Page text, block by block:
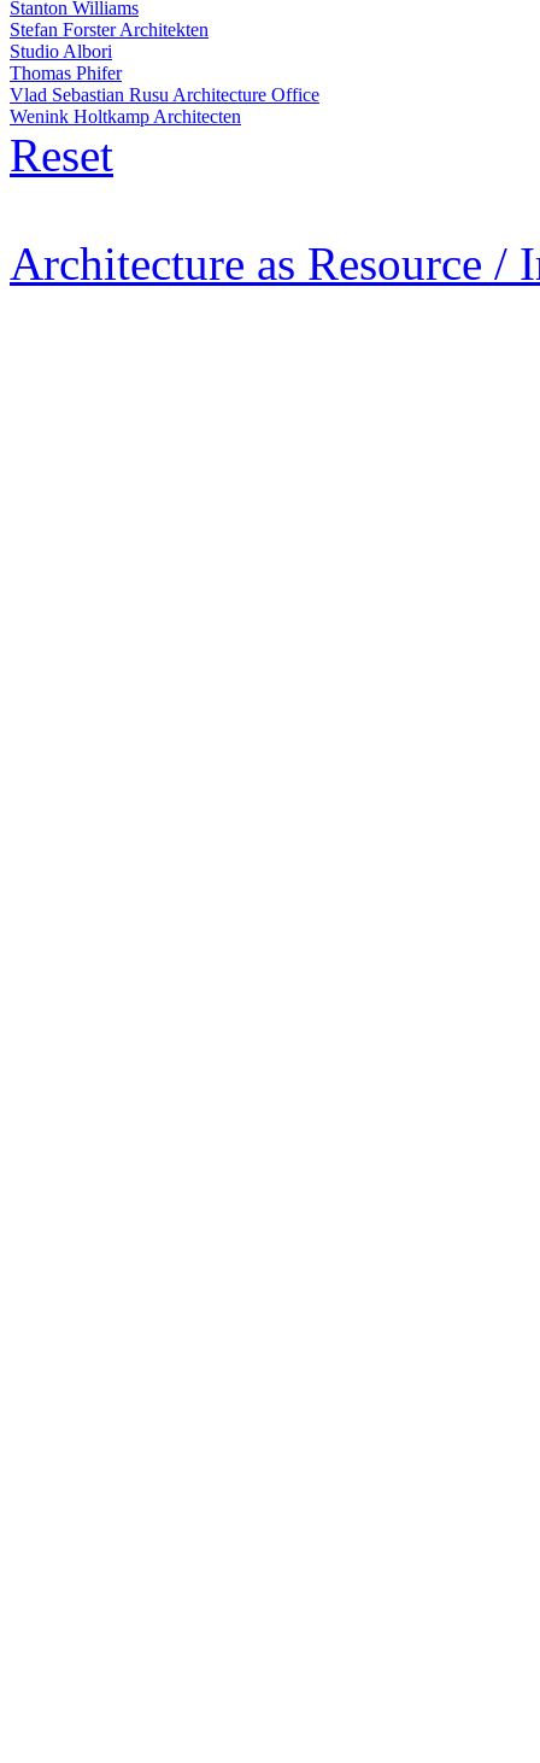
Stanton Williams
Stefan Forster Architekten
Studio Albori
Thomas Phifer
Vlad Sebastian Rusu Architecture Office
Wenink Holtkamp Architecten
Reset
Architecture as Resource /